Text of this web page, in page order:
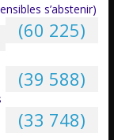
s’abstenir)
(60 225)
(39 588)
(33 748)